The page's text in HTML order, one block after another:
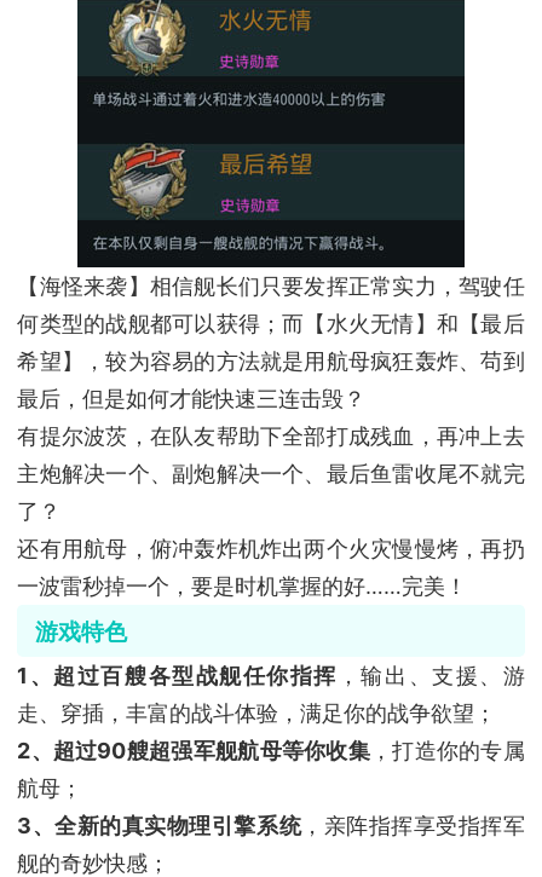
【海怪来袭】相信舰长们只要发挥正常实力，驾驶任
何类型的战舰都可以获得；而【水火无情】和【最后
希望】，较为容易的方法就是用航母疯狂轰炸、苟到
最后，但是如何才能快速三连击毁？
有提尔波茨，在队友帮助下全部打成残血，再冲上去
主炮解决一个、副炮解决一个、最后鱼雷收尾不就完
了？
还有用航母，俯冲轰炸机炸出两个火灾慢慢烤，再扔
一波雷秒掉一个，要是时机掌握的好……完美！
游戏特色
1、超过百艘各型战舰任你指挥 ，输出、支援、游
走、穿插，丰富的战斗体验，满足你的战争欲望；
2、超过90艘超强军舰航母等你收集，打造你的专属
航母；
3、全新的真实物理引擎系统，亲阵指挥享受指挥军
舰的奇妙快感；